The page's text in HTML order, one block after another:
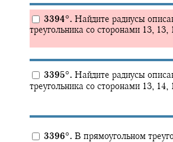
3394°. Найдите радиусы
треугольника со сторонами 13, 13,
3395°. Найдите радиусы
треугольника со сторонами 13, 14,
3396°. В прямоугольном